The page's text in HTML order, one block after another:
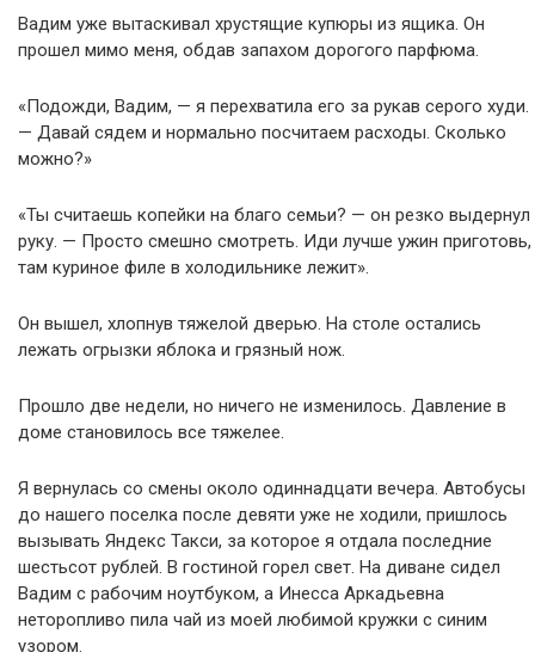
Вадим уже вытаскивал хрустящие купюры из ящика. Он
прошел мимо меня, обдав запахом дорогого парфюма.
«Подожди, Вадим, — я перехватила его за рукав серого худи.
— Давай сядем и нормально посчитаем расходы. Сколько
можно?»
«Ты считаешь копейки на благо семьи? — он резко выдернул
руку. — Просто смешно смотреть. Иди лучше ужин приготовь,
там куриное филе в холодильнике лежит».
Он вышел, хлопнув тяжелой дверью. На столе остались
лежать огрызки яблока и грязный нож.
Прошло две недели, но ничего не изменилось. Давление в
доме становилось все тяжелее.
Я вернулась со смены около одиннадцати вечера. Автобусы
до нашего поселка после девяти уже не ходили, пришлось
вызывать Яндекс Такси, за которое я отдала последние
шестьсот рублей. В гостиной горел свет. На диване сидел
Вадим с рабочим ноутбуком, а Инесса Аркадьевна
неторопливо пила чай из моей любимой кружки с синим
узором.